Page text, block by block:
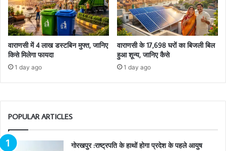
वाराणसी में 4 लाख डस्टबिन मुफ्त, जानिए
किसे मिलेगा फायदा
1 day ago
वाराणसी के 17,698 घरों का बिजली बिल
हुआ शून्य, जानिए कैसे
1 day ago
POPULAR ARTICLES
गोरखपुर :राष्ट्रपति के हाथों होगा प्रदेश के पहले आयुष